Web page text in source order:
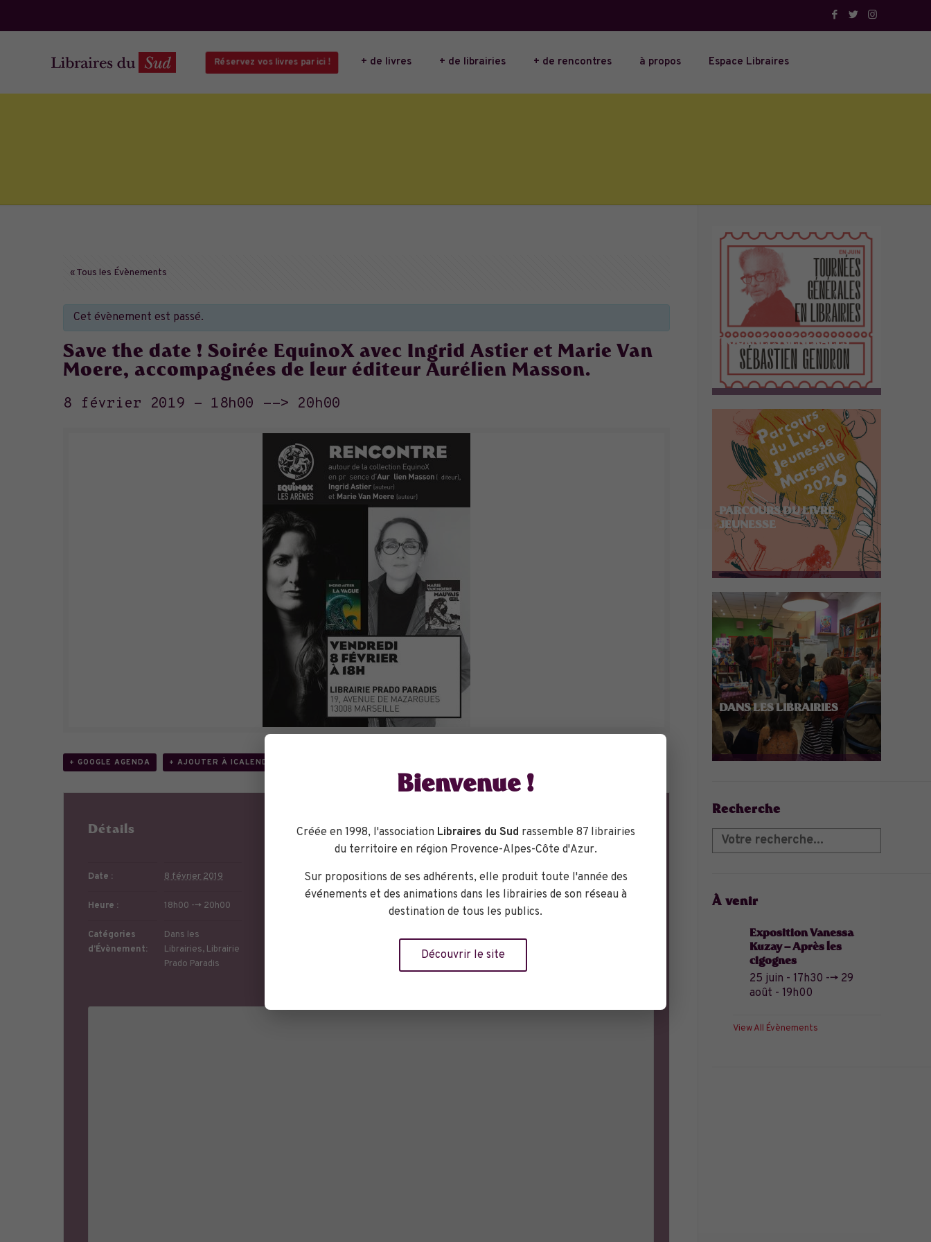
Réservez vos livres par ici ! + de livres + de librairies + de rencontres à propos Espace Libraires
« Tous les Évènements
Cet évènement est passé.
Save the date ! Soirée EquinoX avec Ingrid Astier et Marie Van
Moere, accompagnées de leur éditeur Aurélien Masson.
8 février 2019 - 18h00 --> 20h00
+ GOOGLE AGENDA + AJOUTER À ICALENDAR
Détails
Date : 8 février 2019
Heure : 18h00 --> 20h00
Catégories
d’Évènement:
Dans les
Librairies, Librairie
Prado Paradis
Lieu
Librairie Prado
Paradis
13006
TOURNÉES GÉNÉRALES
PARCOURS DU LIVRE
JEUNESSE
DANS LES LIBRAIRIES
Recherche
À venir
Exposition Vanessa
Kuzay – Après les
cigognes
25 juin - 17h30 --> 29
août - 19h00
View All Évènements
Bienvenue !
Créée en 1998, l'association Libraires du Sud rassemble 87 librairies
du territoire en région Provence-Alpes-Côte d'Azur.
Sur propositions de ses adhérents, elle produit toute l'année des
événements et des animations dans les librairies de son réseau à
destination de tous les publics.
Découvrir le site